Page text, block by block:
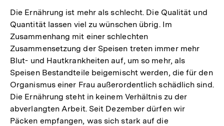
Die Ernährung ist mehr als schlecht. Die Qualität und
Quantität lassen viel zu wünschen übrig. Im
Zusammenhang mit einer schlechten
Zusammensetzung der Speisen treten immer mehr
Blut- und Hautkrankheiten auf, um so mehr, als
Speisen Bestandteile beigemischt werden, die für den
Organismus einer Frau außerordentlich schädlich sind.
Die Ernährung steht in keinem Verhältnis zu der
abverlangten Arbeit. Seit Dezember dürfen wir
Päcken empfangen, was sich stark auf die